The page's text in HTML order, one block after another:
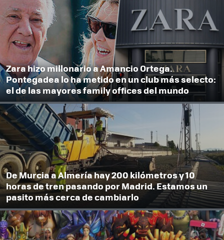
Zara hizo millonario a Amancio Ortega.
Pontegadea lo ha metido en un club más selecto:
el de las mayores family offices del mundo
De Murcia a Almería hay 200 kilómetros y 10
horas de tren pasando por Madrid. Estamos un
pasito más cerca de cambiarlo